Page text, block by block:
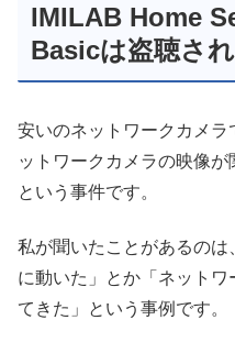
IMILAB Home
Basicは盗聴さ
安いのネットワークカメ
ットワークカメラの映像
という事件です。
私が聞いたことがあるの
に動いた」とか「ネットワ
てきた」という事例です。